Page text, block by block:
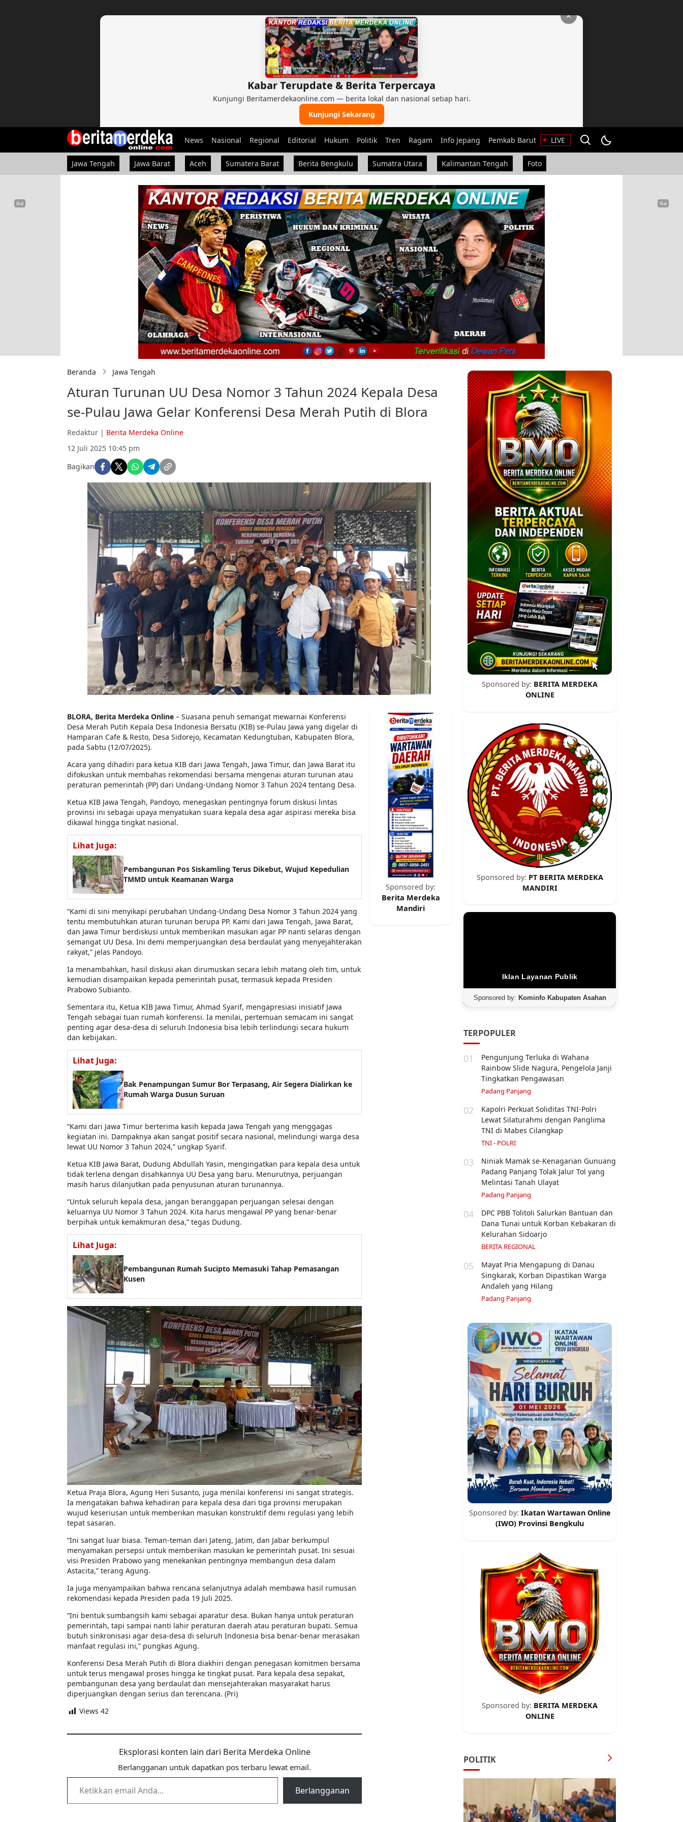
✕
Kabar Terupdate & Berita Terpercaya
Kunjungi Beritamerdekaonline.com — berita lokal dan nasional setiap hari.
Kunjungi Sekarang
News Nasional Regional Editorial Hukum Politik Tren Ragam Info Jepang Pemkab Barut LIVE
Jawa Tengah Jawa Barat Aceh Sumatera Barat Berita Bengkulu Sumatra Utara Kalimantan Tengah Foto
Beranda Jawa Tengah
Aturan Turunan UU Desa Nomor 3 Tahun 2024 Kepala Desa
se-Pulau Jawa Gelar Konferensi Desa Merah Putih di Blora
Redaktur | Berita Merdeka Online
12 Juli 2025 10:45 pm
Bagikan
BLORA, Berita Merdeka Online – Suasana penuh semangat mewarnai Konferensi
Desa Merah Putih Kepala Desa Indonesia Bersatu (KIB) se-Pulau Jawa yang digelar di
Hamparan Cafe & Resto, Desa Sidorejo, Kecamatan Kedungtuban, Kabupaten Blora,
pada Sabtu (12/07/2025).
Acara yang dihadiri para ketua KIB dari Jawa Tengah, Jawa Timur, dan Jawa Barat itu
difokuskan untuk membahas rekomendasi bersama mengenai aturan turunan atau
peraturan pemerintah (PP) dari Undang-Undang Nomor 3 Tahun 2024 tentang Desa.
Ketua KIB Jawa Tengah, Pandoyo, menegaskan pentingnya forum diskusi lintas
provinsi ini sebagai upaya menyatukan suara kepala desa agar aspirasi mereka bisa
dikawal hingga tingkat nasional.
Lihat Juga:
Pembangunan Pos Siskamling Terus Dikebut, Wujud Kepedulian
TMMD untuk Keamanan Warga
“Kami di sini menyikapi perubahan Undang-Undang Desa Nomor 3 Tahun 2024 yang
tentu membutuhkan aturan turunan berupa PP. Kami dari Jawa Tengah, Jawa Barat,
dan Jawa Timur berdiskusi untuk memberikan masukan agar PP nanti selaras dengan
semangat UU Desa. Ini demi memperjuangkan desa berdaulat yang menyejahterakan
rakyat,” jelas Pandoyo.
Ia menambahkan, hasil diskusi akan dirumuskan secara lebih matang oleh tim, untuk
kemudian disampaikan kepada pemerintah pusat, termasuk kepada Presiden
Prabowo Subianto.
Sementara itu, Ketua KIB Jawa Timur, Ahmad Syarif, mengapresiasi inisiatif Jawa
Tengah sebagai tuan rumah konferensi. Ia menilai, pertemuan semacam ini sangat
penting agar desa-desa di seluruh Indonesia bisa lebih terlindungi secara hukum
dan kebijakan.
Lihat Juga:
Bak Penampungan Sumur Bor Terpasang, Air Segera Dialirkan ke
Rumah Warga Dusun Suruan
“Kami dari Jawa Timur berterima kasih kepada Jawa Tengah yang menggagas
kegiatan ini. Dampaknya akan sangat positif secara nasional, melindungi warga desa
lewat UU Nomor 3 Tahun 2024,” ungkap Syarif.
Ketua KIB Jawa Barat, Dudung Abdullah Yasin, mengingatkan para kepala desa untuk
tidak terlena dengan disahkannya UU Desa yang baru. Menurutnya, perjuangan
masih harus dilanjutkan pada penyusunan aturan turunannya.
“Untuk seluruh kepala desa, jangan beranggapan perjuangan selesai dengan
keluarnya UU Nomor 3 Tahun 2024. Kita harus mengawal PP yang benar-benar
berpihak untuk kemakmuran desa,” tegas Dudung.
Lihat Juga:
Pembangunan Rumah Sucipto Memasuki Tahap Pemasangan
Kusen
Ketua Praja Blora, Agung Heri Susanto, juga menilai konferensi ini sangat strategis.
Ia mengatakan bahwa kehadiran para kepala desa dari tiga provinsi merupakan
wujud keseriusan untuk memberikan masukan konstruktif demi regulasi yang lebih
tepat sasaran.
“Ini sangat luar biasa. Teman-teman dari Jateng, Jatim, dan Jabar berkumpul
menyamakan persepsi untuk memberikan masukan ke pemerintah pusat. Ini sesuai
visi Presiden Prabowo yang menekankan pentingnya membangun desa dalam
Astacita,” terang Agung.
Ia juga menyampaikan bahwa rencana selanjutnya adalah membawa hasil rumusan
rekomendasi kepada Presiden pada 19 Juli 2025.
“Ini bentuk sumbangsih kami sebagai aparatur desa. Bukan hanya untuk peraturan
pemerintah, tapi sampai nanti lahir peraturan daerah atau peraturan bupati. Semua
butuh sinkronisasi agar desa-desa di seluruh Indonesia bisa benar-benar merasakan
manfaat regulasi ini,” pungkas Agung.
Konferensi Desa Merah Putih di Blora diakhiri dengan penegasan komitmen bersama
untuk terus mengawal proses hingga ke tingkat pusat. Para kepala desa sepakat,
pembangunan desa yang berdaulat dan mensejahterakan masyarakat harus
diperjuangkan dengan serius dan terencana. (Pri)
Views 42
Eksplorasi konten lain dari Berita Merdeka Online
Berlangganan untuk dapatkan pos terbaru lewat email.
Ketikkan email Anda...
Berlangganan
Sponsored by:
Berita Merdeka
Mandiri
Sponsored by: BERITA MERDEKA
ONLINE
Sponsored by: PT BERITA MERDEKA
MANDIRI
Iklan Layanan Publik
Sponsored by: Kominfo Kabupaten Asahan
TERPOPULER
01
Pengunjung Terluka di Wahana
Rainbow Slide Nagura, Pengelola Janji
Tingkatkan Pengawasan
Padang Panjang
02
Kapolri Perkuat Soliditas TNI-Polri
Lewat Silaturahmi dengan Panglima
TNI di Mabes Cilangkap
TNI - POLRI
03
Niniak Mamak se-Kenagarian Gunuang
Padang Panjang Tolak Jalur Tol yang
Melintasi Tanah Ulayat
Padang Panjang
04
DPC PBB Tolitoli Salurkan Bantuan dan
Dana Tunai untuk Korban Kebakaran di
Kelurahan Sidoarjo
BERITA REGIONAL
05
Mayat Pria Mengapung di Danau
Singkarak, Korban Dipastikan Warga
Andaleh yang Hilang
Padang Panjang
Sponsored by: Ikatan Wartawan Online
(IWO) Provinsi Bengkulu
Sponsored by: BERITA MERDEKA
ONLINE
POLITIK